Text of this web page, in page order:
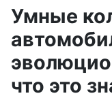
Умные
что это